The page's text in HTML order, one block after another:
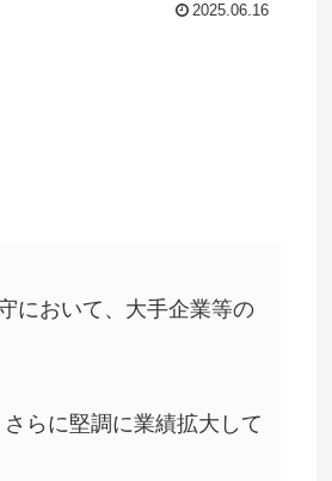
2025.06.16
において、大手企業等の
らに堅調に業績拡大して